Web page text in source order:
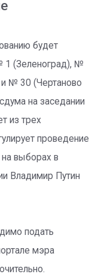
будет
1 (Зеленоград), №
№ 30 (Чертаново
на заседании
из трех
проведение
на выборах в
Владимир Путин
подать
мэра